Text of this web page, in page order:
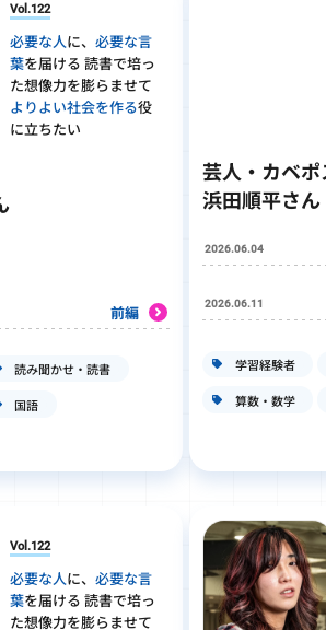
Vol.122
必要な人に、 必要な言
葉を届ける 読書で培っ
た想像力を膨らませて
よりよい社会を作る役
に立ちたい
前編
読み聞かせ・読書
国語
Vol.122
必要な人に、 必要な言
葉を届ける 読書で培っ
た想像力を膨らませて
芸人・カベ
浜田順平さん
2026.06.04
2026.06.11
学習経験者
算数・数学